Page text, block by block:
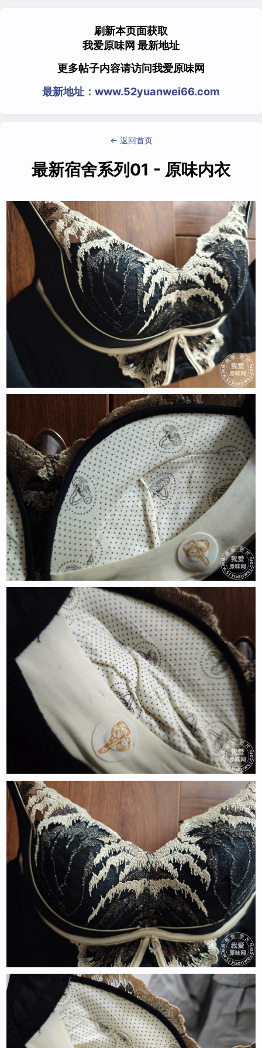
刷新本页面获取
我爱原味网 最新地址
更多帖子内容请访问我爱原味网
最新地址：www.52yuanwei66.com
← 返回首页
最新宿舍系列01 - 原味内衣